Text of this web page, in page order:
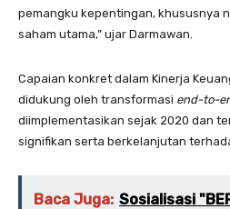
pemangku kepentingan, khususnya
saham utama,” ujar Darmawan.
Capaian konkret dalam Kinerja
didukung oleh transformasi end-to-
diimplementasikan sejak 2020 dan
signifikan serta berkelanjutan
Baca Juga: Sosialisasi